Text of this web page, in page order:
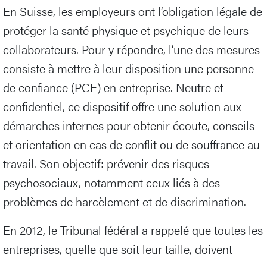
En Suisse, les employeurs ont l’obligation légale de
protéger la santé physique et psychique de leurs
collaborateurs. Pour y répondre, l’une des mesures
consiste à mettre à leur disposition une personne
de confiance (PCE) en entreprise. Neutre et
confidentiel, ce dispositif offre une solution aux
démarches internes pour obtenir écoute, conseils
et orientation en cas de conflit ou de souffrance au
travail. Son objectif: prévenir des risques
psychosociaux, notamment ceux liés à des
problèmes de harcèlement et de discrimination.
En 2012, le Tribunal fédéral a rappelé que toutes les
entreprises, quelle que soit leur taille, doivent